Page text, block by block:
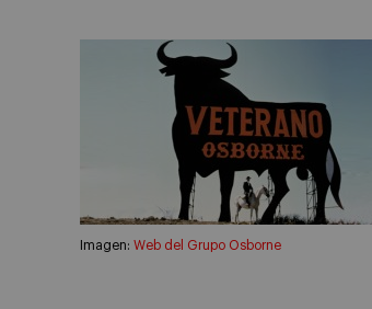
Imagen: Web del Grupo Osborne